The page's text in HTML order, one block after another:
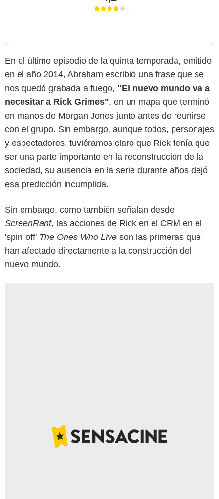
En el último episodio de la quinta temporada, emitido
en el año 2014, Abraham escribió una frase que se
nos quedó grabada a fuego, "El nuevo mundo va a
necesitar a Rick Grimes", en un mapa que terminó
en manos de Morgan Jones junto antes de reunirse
con el grupo. Sin embargo, aunque todos, personajes
y espectadores, tuviéramos claro que Rick tenía que
ser una parte importante en la reconstrucción de la
sociedad, su ausencia en la serie durante años dejó
esa predicción incumplida.
Sin embargo, como también señalan desde
ScreenRant, las acciones de Rick en el CRM en el
'spin-off' The Ones Who Live son las primeras que
han afectado directamente a la construcción del
nuevo mundo.